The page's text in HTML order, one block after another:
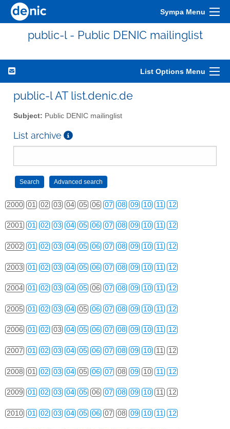
Sympa Menu
public-l - Public DENIC mailinglist
List Options Menu
public-l AT list.denic.de
Subject: Public DENIC mailinglist
List archive
2000 01 02 03 04 05 06 07 08 09 10 11 12
2001 01 02 03 04 05 06 07 08 09 10 11 12
2002 01 02 03 04 05 06 07 08 09 10 11 12
2003 01 02 03 04 05 06 07 08 09 10 11 12
2004 01 02 03 04 05 06 07 08 09 10 11 12
2005 01 02 03 04 05 06 07 08 09 10 11 12
2006 01 02 03 04 05 06 07 08 09 10 11 12
2007 01 02 03 04 05 06 07 08 09 10 11 12
2008 01 02 03 04 05 06 07 08 09 10 11 12
2009 01 02 03 04 05 06 07 08 09 10 11 12
2010 01 02 03 04 05 06 07 08 09 10 11 12